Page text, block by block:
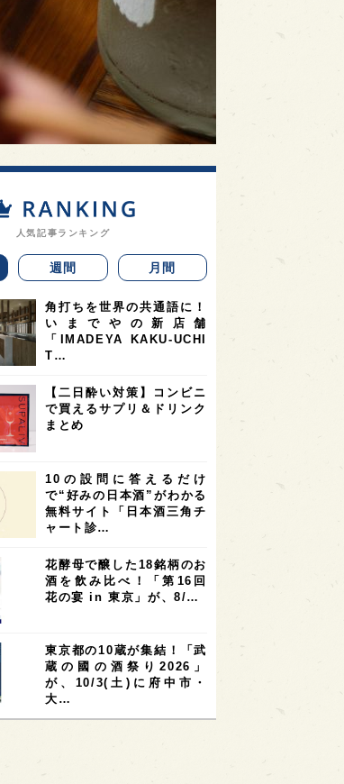
人気記事ランキング
週間 月間
角打ちを世界の共通語に！
いまでやの新店舗
「IMADEYA KAKU-UCHI
T…
【二日酔い対策】コンビニ
で買えるサプリ＆ドリンク
まとめ
10の設問に答えるだけ
で“好みの日本酒”がわかる
無料サイト「日本酒三角チ
ャート診…
花酵母で醸した18銘柄のお
酒を飲み比べ！「第16回
花の宴 in 東京」が、8/…
東京都の10蔵が集結！「武
蔵の國の酒祭り2026」
が、10/3(土)に府中市・
大…